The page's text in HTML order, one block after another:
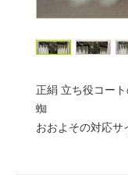
正絹 立ち役コート
蜘
おおよその対応